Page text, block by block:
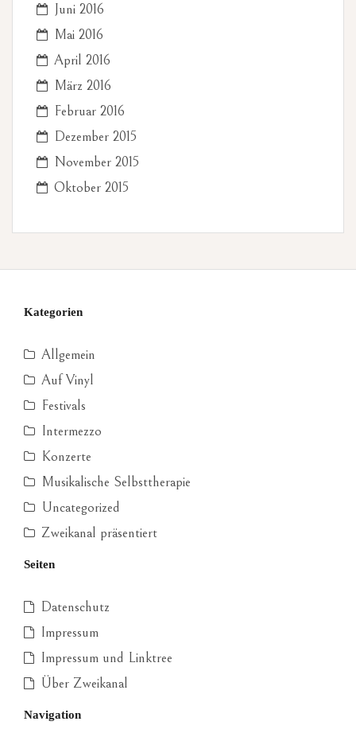
Juni 2016
Mai 2016
April 2016
März 2016
Februar 2016
Dezember 2015
November 2015
Oktober 2015
Kategorien
Allgemein
Auf Vinyl
Festivals
Intermezzo
Konzerte
Musikalische Selbsttherapie
Uncategorized
Zweikanal präsentiert
Seiten
Datenschutz
Impressum
Impressum und Linktree
Über Zweikanal
Navigation